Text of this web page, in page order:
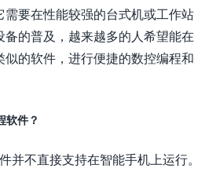
需要在性能较强的台式机或工作站
备的普及，越来越多的人希望能在
似的软件，进行便捷的数控编程和
软件？
并不直接支持在智能手机上运行。